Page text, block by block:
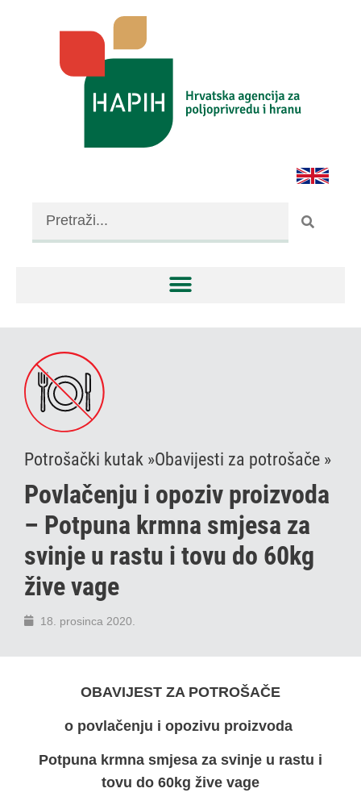
Potrošački kutak »Obavijesti za potrošače »
Povlačenju i opoziv proizvoda
– Potpuna krmna smjesa za
svinje u rastu i tovu do 60kg
žive vage
18. prosinca 2020.
OBAVIJEST ZA POTROŠAČE
o povlačenju i opozivu proizvoda
Potpuna krmna smjesa za svinje u rastu i
tovu do 60kg žive vage